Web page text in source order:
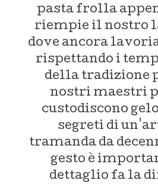
pasta frolla
riempie il nostro
dove ancora
rispettando i
della tradizione
nostri maestri
custodiscono
segreti di
tramanda da
gesto è
dettaglio fa la